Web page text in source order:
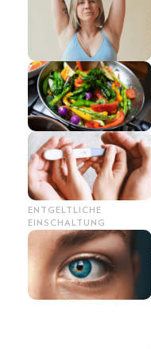
ENTGELTLICHE
EINSCHALTUNG